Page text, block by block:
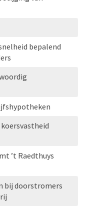
bepalend
’t Raedthuys
bij doorstromers